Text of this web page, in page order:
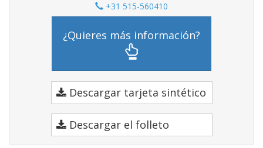
+31 515-560410
¿Quieres más información?
Descargar tarjeta sintético
Descargar el folleto